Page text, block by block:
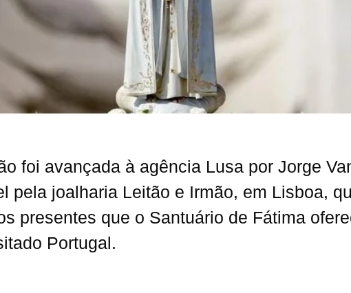
foi avançada à agência Lusa por Jorge
pela joalharia Leitão e Irmão, em Lisboa,
presentes que o Santuário de Fátima
Portugal.